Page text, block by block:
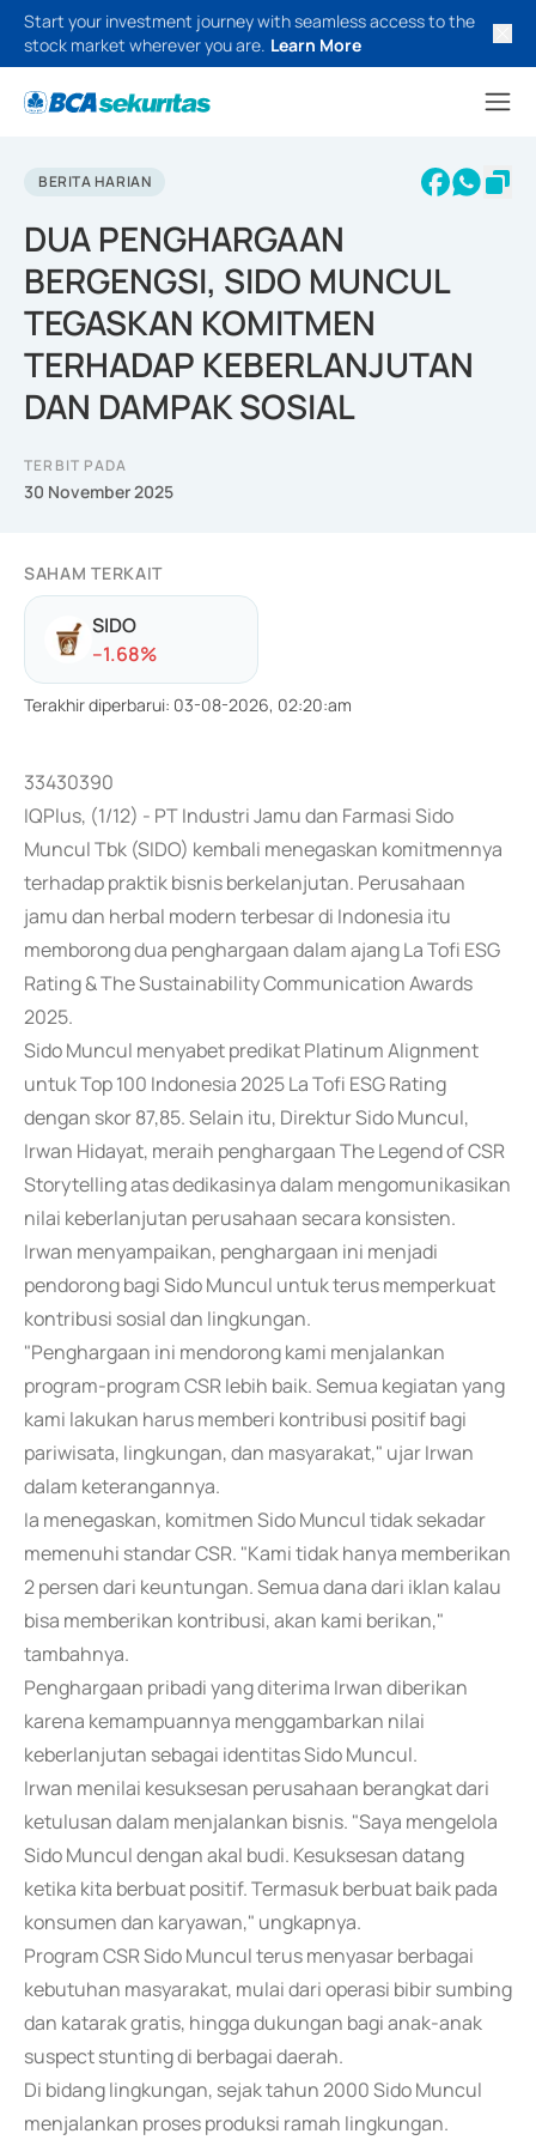
Start your investment journey with seamless access to the
stock market wherever you are. Learn More
BERITA HARIAN
DUA PENGHARGAAN
BERGENGSI, SIDO MUNCUL
TEGASKAN KOMITMEN
TERHADAP KEBERLANJUTAN
DAN DAMPAK SOSIAL
TERBIT PADA
30 November 2025
SAHAM TERKAIT
SIDO
--1.68%
Terakhir diperbarui: 03-08-2026, 02:20:am
33430390
IQPlus, (1/12) - PT Industri Jamu dan Farmasi Sido
Muncul Tbk (SIDO) kembali menegaskan komitmennya
terhadap praktik bisnis berkelanjutan. Perusahaan
jamu dan herbal modern terbesar di Indonesia itu
memborong dua penghargaan dalam ajang La Tofi ESG
Rating & The Sustainability Communication Awards
2025.
Sido Muncul menyabet predikat Platinum Alignment
untuk Top 100 Indonesia 2025 La Tofi ESG Rating
dengan skor 87,85. Selain itu, Direktur Sido Muncul,
Irwan Hidayat, meraih penghargaan The Legend of CSR
Storytelling atas dedikasinya dalam mengomunikasikan
nilai keberlanjutan perusahaan secara konsisten.
Irwan menyampaikan, penghargaan ini menjadi
pendorong bagi Sido Muncul untuk terus memperkuat
kontribusi sosial dan lingkungan.
"Penghargaan ini mendorong kami menjalankan
program-program CSR lebih baik. Semua kegiatan yang
kami lakukan harus memberi kontribusi positif bagi
pariwisata, lingkungan, dan masyarakat," ujar Irwan
dalam keterangannya.
Ia menegaskan, komitmen Sido Muncul tidak sekadar
memenuhi standar CSR. "Kami tidak hanya memberikan
2 persen dari keuntungan. Semua dana dari iklan kalau
bisa memberikan kontribusi, akan kami berikan,"
tambahnya.
Penghargaan pribadi yang diterima Irwan diberikan
karena kemampuannya menggambarkan nilai
keberlanjutan sebagai identitas Sido Muncul.
Irwan menilai kesuksesan perusahaan berangkat dari
ketulusan dalam menjalankan bisnis. "Saya mengelola
Sido Muncul dengan akal budi. Kesuksesan datang
ketika kita berbuat positif. Termasuk berbuat baik pada
konsumen dan karyawan," ungkapnya.
Program CSR Sido Muncul terus menyasar berbagai
kebutuhan masyarakat, mulai dari operasi bibir sumbing
dan katarak gratis, hingga dukungan bagi anak-anak
suspect stunting di berbagai daerah.
Di bidang lingkungan, sejak tahun 2000 Sido Muncul
menjalankan proses produksi ramah lingkungan.